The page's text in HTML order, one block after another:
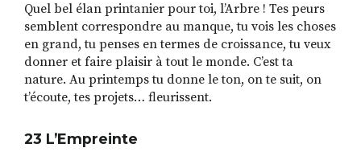
Quel bel élan printanier pour toi, l’Arbre ! Tes peurs
semblent correspondre au manque, tu vois les choses
en grand, tu penses en termes de croissance, tu veux
donner et faire plaisir à tout le monde. C’est ta
nature. Au printemps tu donne le ton, on te suit, on
t’écoute, tes projets… fleurissent.
23 L’Empreinte